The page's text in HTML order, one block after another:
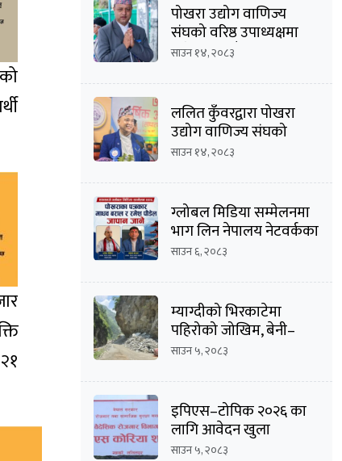
पोखरा उद्योग वाणिज्य
संघको वरिष्ठ उपाध्यक्षमा
दिनेशचन्द्र बाँस्तोलाको
साउन १४, २०८३
ललित कुँवरद्वारा पोखरा
उद्योग वाणिज्य संघको
उद्योग उपाध्यक्ष पदमा
साउन १४, २०८३
ग्लोबल मिडिया सम्मेलनमा
भाग लिन नेपालय नेटवर्कका
सम्पादक माधव
प्रस्थान
साउन ६, २०८३
म्याग्दीको भिरकाटेमा
पहिरोको जोखिम, बेनी–
जोमसोम सडक असुरक्षित
साउन ५, २०८३
इपिएस–टोपिक २०२६ का
लागि आवेदन खुला
साउन ५, २०८३